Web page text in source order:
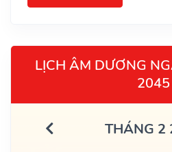
LỊCH ÂM DƯƠNG
2045
THÁNG 2